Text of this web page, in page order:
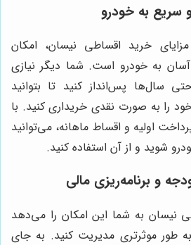
به خودرو
خرید اقساطی نیسان، امکان
به خودرو است. شما دیگر نیازی
سال‌ها پس‌انداز کنید تا بتوانید
را به صورت نقدی خریداری کنید. با
اولیه و اقساط ماهانه، می‌توانید
شوید و از آن استفاده کنید.
و برنامه‌ریزی مالی
نیسان به شما این امکان را می‌دهد
طور موثرتری مدیریت کنید. به جای